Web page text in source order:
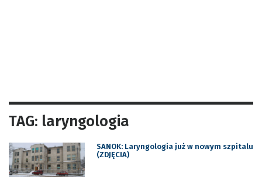
TAG: laryngologia
SANOK: Laryngologia już w nowym szpitalu
(ZDJĘCIA)